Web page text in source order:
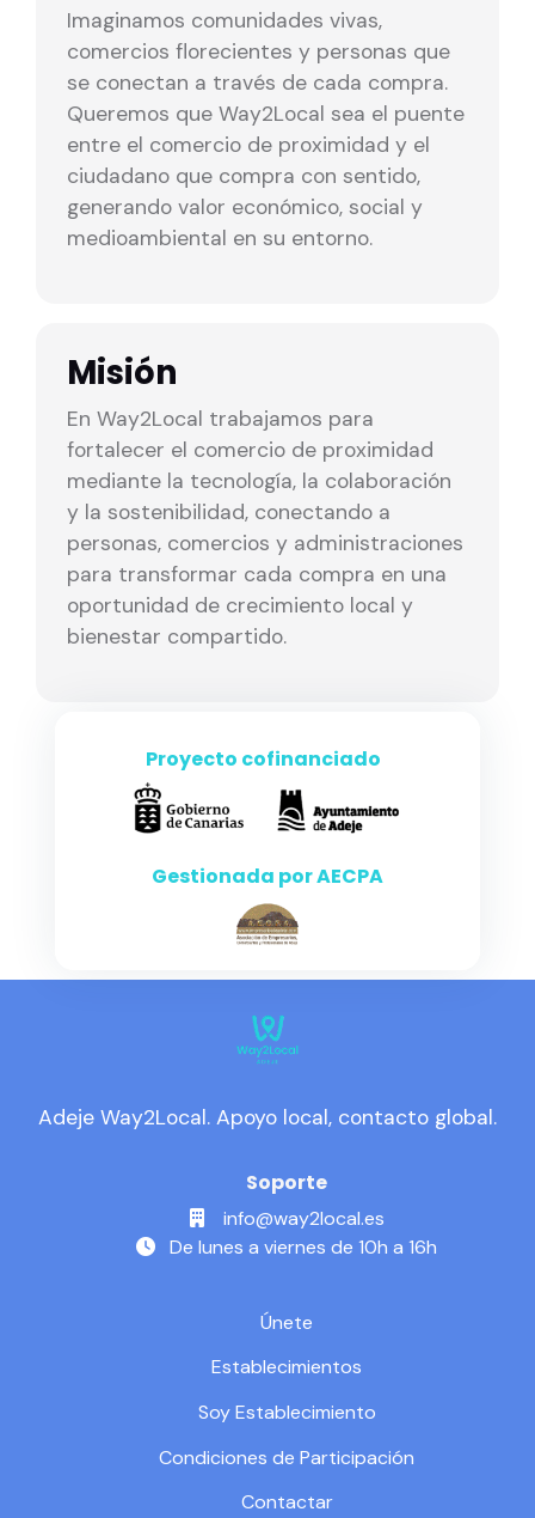
Imaginamos comunidades vivas,
comercios florecientes y personas que
se conectan a través de cada compra.
Queremos que Way2Local sea el puente
entre el comercio de proximidad y el
ciudadano que compra con sentido,
generando valor económico, social y
medioambiental en su entorno.
Misión
En Way2Local trabajamos para
fortalecer el comercio de proximidad
mediante la tecnología, la colaboración
y la sostenibilidad, conectando a
personas, comercios y administraciones
para transformar cada compra en una
oportunidad de crecimiento local y
bienestar compartido.
Proyecto cofinanciado
Gestionada por AECPA
Adeje Way2Local. Apoyo local, contacto global.
Soporte
info@way2local.es
De lunes a viernes de 10h a 16h
Únete
Establecimientos
Soy Establecimiento
Condiciones de Participación
Contactar